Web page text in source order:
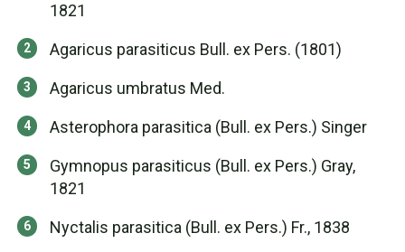
1821
Agaricus parasiticus Bull. ex Pers. (1801)
Agaricus umbratus Med.
Asterophora parasitica (Bull. ex Pers.) Singer
Gymnopus parasiticus (Bull. ex Pers.) Gray,
1821
Nyctalis parasitica (Bull. ex Pers.) Fr., 1838